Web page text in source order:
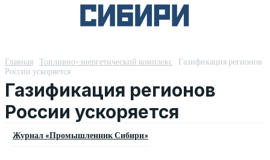
Главная Топливно-энергетический комплекс
Газификация регионов
России ускоряется
Газификация регионов
России ускоряется
Журнал «Промышленник Сибири»